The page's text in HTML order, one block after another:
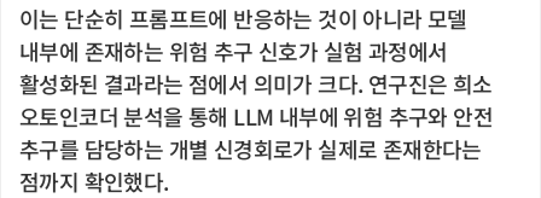
이는 단순히 프롬프트에 반응하는 것이 아니라 모델
내부에 존재하는 위험 추구 신호가 실험 과정에서
활성화된 결과라는 점에서 의미가 크다. 연구진은 희소
오토인코더 분석을 통해 LLM 내부에 위험 추구와 안전
추구를 담당하는 개별 신경회로가 실제로 존재한다는
점까지 확인했다.